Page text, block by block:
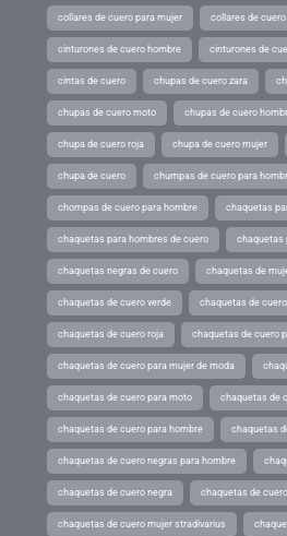
collares de cuero para mujer collares de cuero
cinturones de cuero hombre cinturones de
cintas de cuero chupas de cuero zara
chupas de cuero moto chupas de cuero
chupa de cuero roja chupa de cuero mujer
chupa de cuero chumpas de cuero para
chompas de cuero para hombre chaquetas
chaquetas para hombres de cuero chaquetas
chaquetas negras de cuero chaquetas de
chaquetas de cuero verde chaquetas de
chaquetas de cuero roja chaquetas de cuero
chaquetas de cuero para mujer de moda
chaquetas de cuero para moto chaquetas de
chaquetas de cuero para hombre chaquetas
chaquetas de cuero negras para hombre
chaquetas de cuero negra chaquetas de
chaquetas de cuero mujer stradivarius